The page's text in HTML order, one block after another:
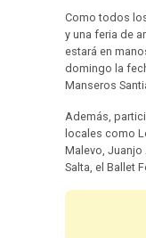
Como todos
y una feria de
estará en
domingo la
Manseros
Además,
locales como
Malevo,
Salta, el Ballet